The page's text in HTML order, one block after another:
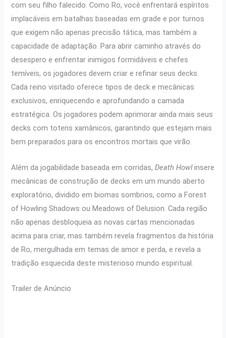
com seu filho falecido. Como Ro, você enfrentará espíritos
implacáveis ​​em batalhas baseadas em grade e por turnos
que exigem não apenas precisão tática, mas também a
capacidade de adaptação. Para abrir caminho através do
desespero e enfrentar inimigos formidáveis ​​e chefes
temíveis, os jogadores devem criar e refinar seus decks.
Cada reino visitado oferece tipos de deck e mecânicas
exclusivos, enriquecendo e aprofundando a camada
estratégica. Os jogadores podem aprimorar ainda mais seus
decks com totens xamânicos, garantindo que estejam mais
bem preparados para os encontros mortais que virão.
Além da jogabilidade baseada em corridas,Death Howlinsere
mecânicas de construção de decks em um mundo aberto
exploratório, dividido em biomas sombrios, como a Forest
of Howling Shadows ou Meadows of Delusion. Cada região
não apenas desbloqueia as novas cartas mencionadas
acima para criar, mas também revela fragmentos da história
de Ro, mergulhada em temas de amor e perda, e revela a
tradição esquecida deste misterioso mundo espiritual.
Trailer de Anúncio